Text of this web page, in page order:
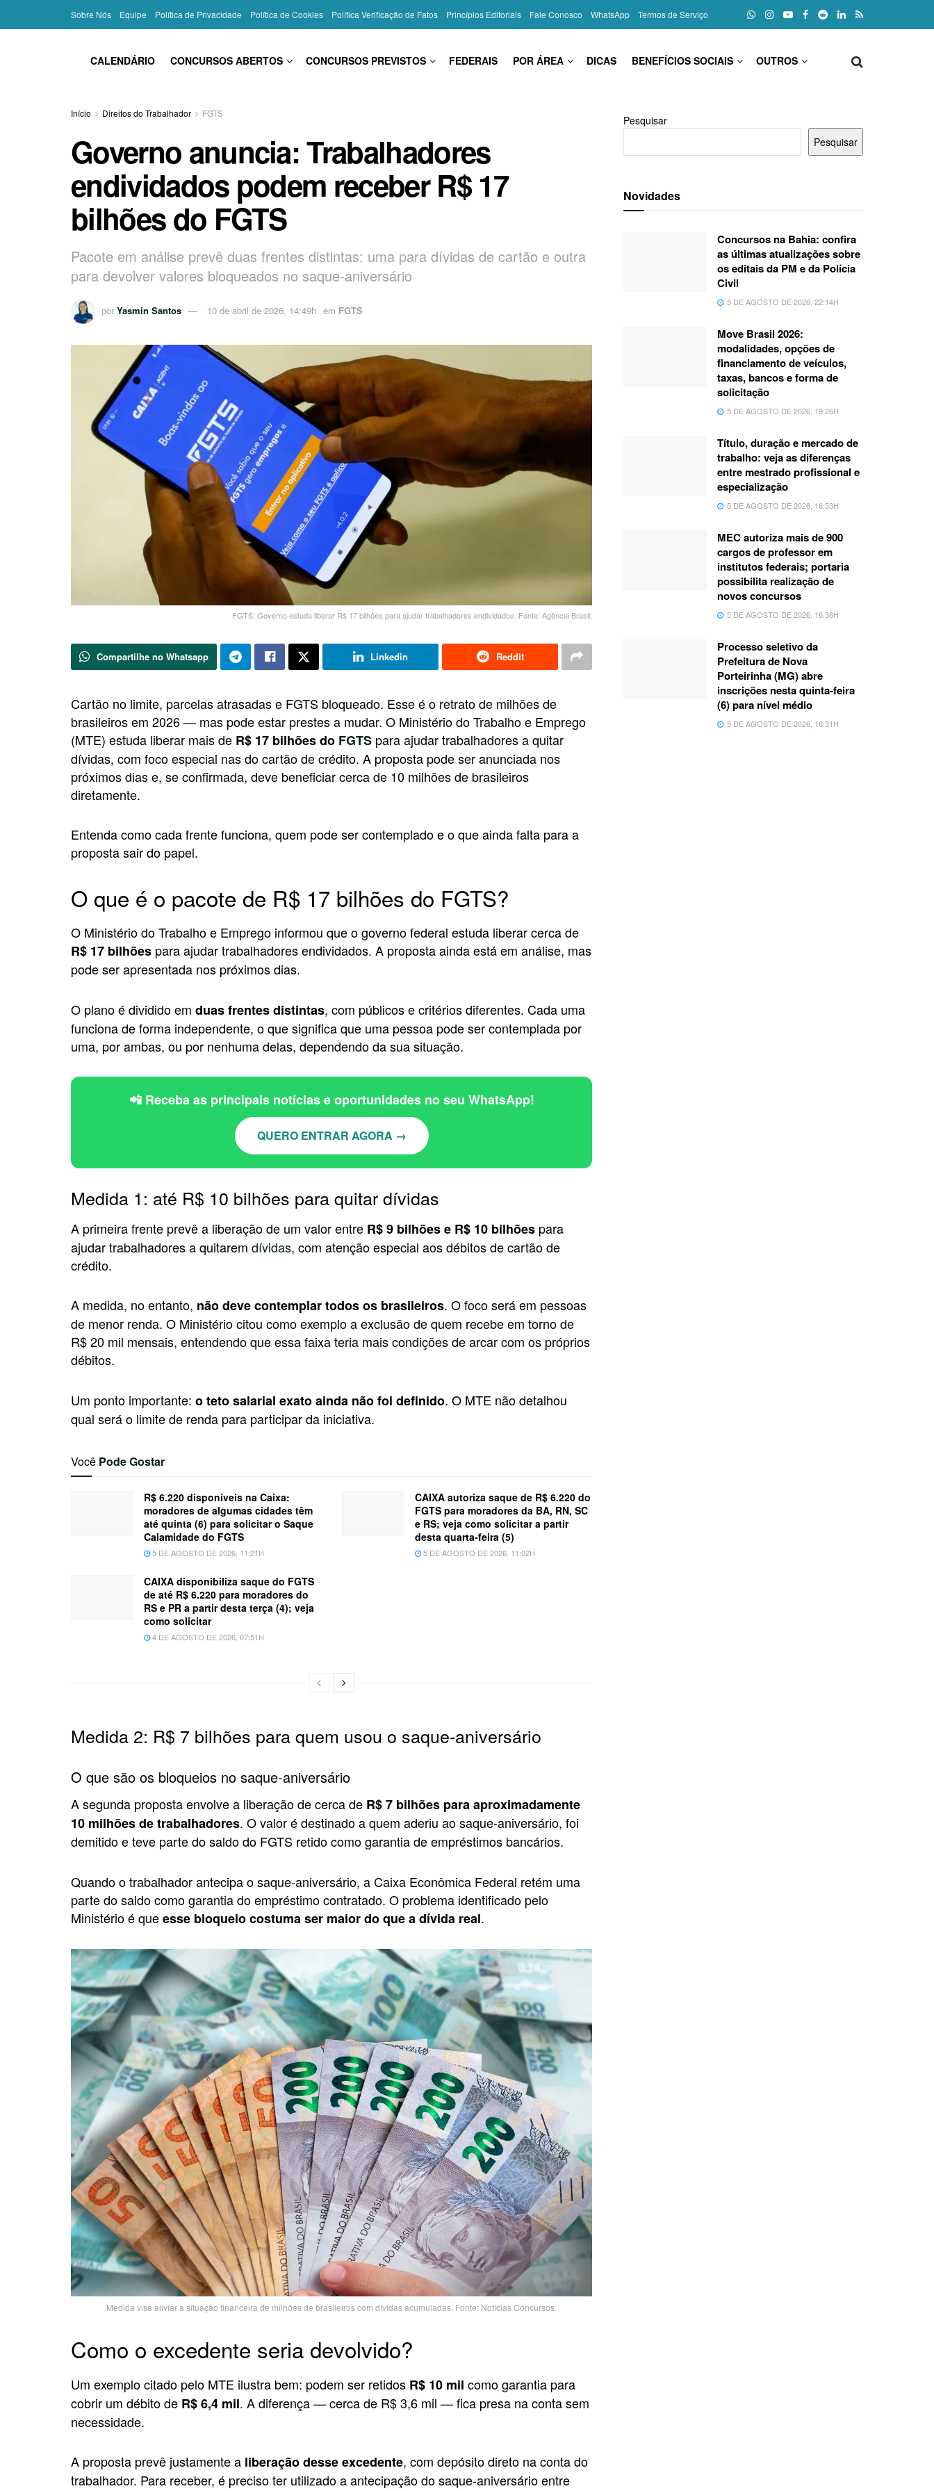
Sobre Nós Equipe Política de Privacidade Política de Cookies Política Verificação de Fatos Princípios Editoriais Fale Conosco WhatsApp Termos de Serviço
CALENDÁRIO CONCURSOS ABERTOS CONCURSOS PREVISTOS FEDERAIS POR ÁREA DICAS BENEFÍCIOS SOCIAIS OUTROS
Início Direitos do Trabalhador FGTS
Governo anuncia: Trabalhadores
endividados podem receber R$ 17
bilhões do FGTS
Pacote em análise prevê duas frentes distintas: uma para dívidas de cartão e outra
para devolver valores bloqueados no saque-aniversário
por Yasmin Santos 10 de abril de 2026, 14:49h em FGTS
FGTS: Governo estuda liberar R$ 17 bilhões para ajudar trabalhadores endividados. Fonte: Agência Brasil.
Compartilhe no Whatsapp Linkedin Reddit
Cartão no limite, parcelas atrasadas e FGTS bloqueado. Esse é o retrato de milhões de
brasileiros em 2026 — mas pode estar prestes a mudar. O Ministério do Trabalho e Emprego
(MTE) estuda liberar mais de R$ 17 bilhões do FGTS para ajudar trabalhadores a quitar
dívidas, com foco especial nas do cartão de crédito. A proposta pode ser anunciada nos
próximos dias e, se confirmada, deve beneficiar cerca de 10 milhões de brasileiros
diretamente.
Entenda como cada frente funciona, quem pode ser contemplado e o que ainda falta para a
proposta sair do papel.
O que é o pacote de R$ 17 bilhões do FGTS?
O Ministério do Trabalho e Emprego informou que o governo federal estuda liberar cerca de
R$ 17 bilhões para ajudar trabalhadores endividados. A proposta ainda está em análise, mas
pode ser apresentada nos próximos dias.
O plano é dividido em duas frentes distintas, com públicos e critérios diferentes. Cada uma
funciona de forma independente, o que significa que uma pessoa pode ser contemplada por
uma, por ambas, ou por nenhuma delas, dependendo da sua situação.
📲 Receba as principais notícias e oportunidades no seu WhatsApp!
QUERO ENTRAR AGORA →
Medida 1: até R$ 10 bilhões para quitar dívidas
A primeira frente prevê a liberação de um valor entre R$ 9 bilhões e R$ 10 bilhões para
ajudar trabalhadores a quitarem dívidas, com atenção especial aos débitos de cartão de
crédito.
A medida, no entanto, não deve contemplar todos os brasileiros. O foco será em pessoas
de menor renda. O Ministério citou como exemplo a exclusão de quem recebe em torno de
R$ 20 mil mensais, entendendo que essa faixa teria mais condições de arcar com os próprios
débitos.
Um ponto importante: o teto salarial exato ainda não foi definido. O MTE não detalhou
qual será o limite de renda para participar da iniciativa.
Você Pode Gostar
R$ 6.220 disponíveis na Caixa:
moradores de algumas cidades têm
até quinta (6) para solicitar o Saque
Calamidade do FGTS
5 DE AGOSTO DE 2026, 11:21H
CAIXA autoriza saque de R$ 6.220 do
FGTS para moradores da BA, RN, SC
e RS; veja como solicitar a partir
desta quarta-feira (5)
5 DE AGOSTO DE 2026, 11:02H
CAIXA disponibiliza saque do FGTS
de até R$ 6.220 para moradores do
RS e PR a partir desta terça (4); veja
como solicitar
4 DE AGOSTO DE 2026, 07:51H
Medida 2: R$ 7 bilhões para quem usou o saque-aniversário
O que são os bloqueios no saque-aniversário
A segunda proposta envolve a liberação de cerca de R$ 7 bilhões para aproximadamente
10 milhões de trabalhadores. O valor é destinado a quem aderiu ao saque-aniversário, foi
demitido e teve parte do saldo do FGTS retido como garantia de empréstimos bancários.
Quando o trabalhador antecipa o saque-aniversário, a Caixa Econômica Federal retém uma
parte do saldo como garantia do empréstimo contratado. O problema identificado pelo
Ministério é queesse bloqueio costuma ser maior do que a dívida real.
Medida visa aliviar a situação financeira de milhões de brasileiros com dívidas acumuladas. Fonte: Notícias Concursos.
Como o excedente seria devolvido?
Um exemplo citado pelo MTE ilustra bem: podem ser retidos R$ 10 mil como garantia para
cobrir um débito de R$ 6,4 mil. A diferença — cerca de R$ 3,6 mil — fica presa na conta sem
necessidade.
A proposta prevê justamente a liberação desse excedente, com depósito direto na conta do
trabalhador. Para receber, é preciso ter utilizado a antecipação do saque-aniversário entre
Pesquisar
Pesquisar
Novidades
Concursos na Bahia: confira
as últimas atualizações sobre
os editais da PM e da Polícia
Civil
5 DE AGOSTO DE 2026, 22:14H
Move Brasil 2026:
modalidades, opções de
financiamento de veículos,
taxas, bancos e forma de
solicitação
5 DE AGOSTO DE 2026, 19:26H
Título, duração e mercado de
trabalho: veja as diferenças
entre mestrado profissional e
especialização
5 DE AGOSTO DE 2026, 16:53H
MEC autoriza mais de 900
cargos de professor em
institutos federais; portaria
possibilita realização de
novos concursos
5 DE AGOSTO DE 2026, 16:38H
Processo seletivo da
Prefeitura de Nova
Porteirinha (MG) abre
inscrições nesta quinta-feira
(6) para nível médio
5 DE AGOSTO DE 2026, 16:31H